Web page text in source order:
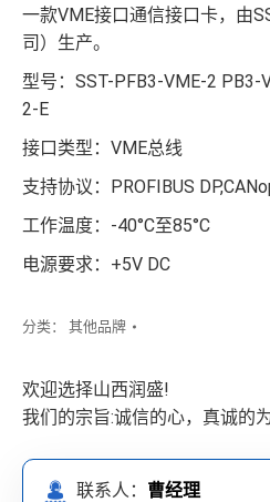
一款VME接口通信接口卡，由
司）生产。
型号：SST-PFB3-VME-2 PB3-
2-E
接口类型：VME总线
支持协议：PROFIBUS
工作温度：-40°C至85°C
电源要求：+5V DC
分类： 其他品牌
欢迎选择山西润盛!
我们的宗旨:诚信的心，真诚的
联系人： 曹经理